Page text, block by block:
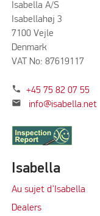
Isabella A/S
Isabellahøj 3
7100 Vejle
Denmark
VAT No: 87619117
phone +45 75 82 07 55
mail info@isabella.net
Isabella
Au sujet d’Isabella
Dealers